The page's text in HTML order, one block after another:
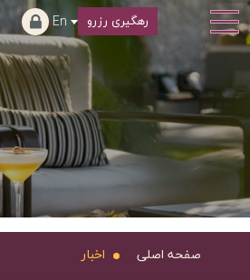
En رهگیری رزرو
صفحه اصلی اخبار